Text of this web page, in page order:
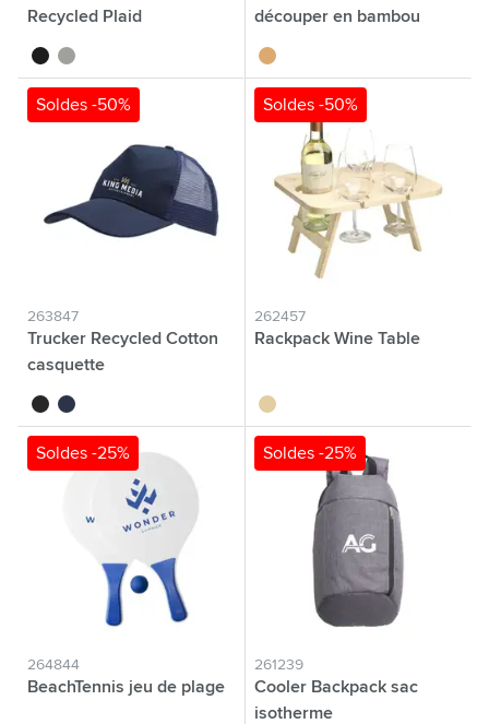
Recycled Plaid
noir gris
découper en bambou
bambou
Soldes -50%
263847
Trucker Recycled Cotton
casquette
noir bleu marine
Soldes -50%
262457
Rackpack Wine Table
brun bois
Soldes -25%
264844
BeachTennis jeu de plage
Soldes -25%
261239
Cooler Backpack sac
isotherme